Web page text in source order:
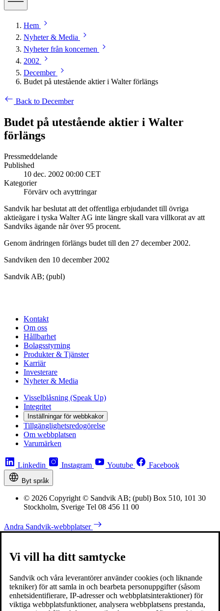
Hem
Nyheter & Media
Nyheter från koncernen
2002
December
Budet på utestående aktier i Walter förlängs
Back to December
Budet på utestående aktier i Walter
förlängs
Pressmeddelande
Published
10 dec. 2002 00:00 CET
Kategorier
Förvärv och avyttringar
Sandvik har beslutat att det offentliga erbjudandet till övriga
aktieägare i tyska Walter AG inte längre skall vara villkorat av att
Sandviks ägande når över 95 procent.
Genom ändringen förlängs budet till den 27 december 2002.
Sandviken den 10 december 2002
Sandvik AB; (publ)
Kontakt
Om oss
Hållbarhet
Bolagsstyrning
Produkter & Tjänster
Karriär
Investerare
Nyheter & Media
Visselblåsning (Speak Up)
Integritet
Inställningar för webbkakor
Tillgänglighetsredogörelse
Om webbplatsen
Varumärken
Linkedin Instagram Youtube Facebook
Byt språk
© 2026 Copyright © Sandvik AB; (publ) Box 510, 101 30
Stockholm, Sverige Tel 08 456 11 00
Andra Sandvik-webbplatser
Vi vill ha ditt samtycke
Sandvik och våra leverantörer använder cookies (och liknande
tekniker) för att samla in och bearbeta personuppgifter (såsom
enhetsidentifierare, IP-adresser och webbplatsinteraktioner) för
viktiga webbplatsfunktioner, analysera webbplatsens prestanda,